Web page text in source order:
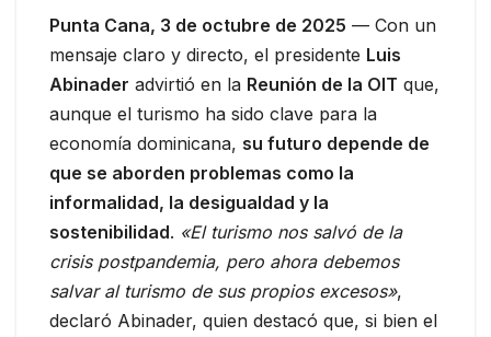
Punta Cana, 3 de octubre de 2025 — Con un
mensaje claro y directo, el presidente Luis
Abinader advirtió en la Reunión de la OIT que,
aunque el turismo ha sido clave para la
economía dominicana, su futuro depende de
que se aborden problemas como la
informalidad, la desigualdad y la
sostenibilidad. «El turismo nos salvó de la
crisis postpandemia, pero ahora debemos
salvar al turismo de sus propios excesos»,
declaró Abinader, quien destacó que, si bien el